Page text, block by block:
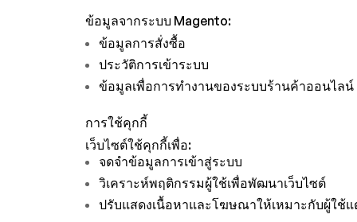
ข้อมูลจากระบบ Magento:
ข้อมูลการสั่งซื้อ
ประวัติการเข้าระบบ
ข้อมูลเพื่อการทำงานของระบบร้านค้าออนไลน์
การใช้คุกกี้
เว็บไซต์ใช้คุกกี้เพื่อ:
จดจำข้อมูลการเข้าสู่ระบบ
วิเคราะห์พฤติกรรมผู้ใช้เพื่อพัฒนาเว็บไซต์
ปรับแสดงเนื้อหาและโฆษณาให้เหมาะกับผู้ใช้